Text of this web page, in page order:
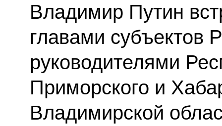
Владимир Путин
главами субъектов
руководителями
Приморского и
Владимирской